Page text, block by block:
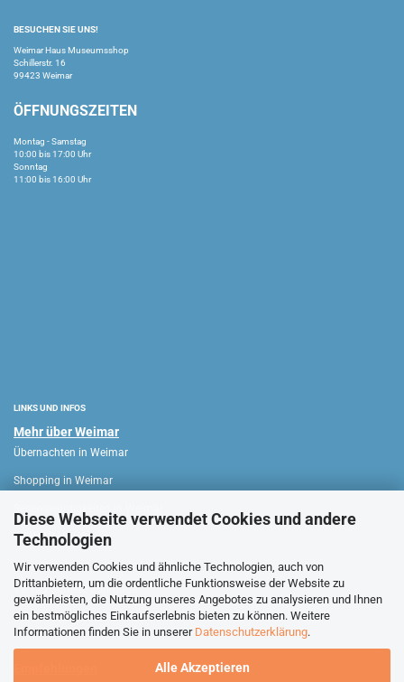
Diese Webseite verwendet Cookies und andere
Technologien
Wir verwenden Cookies und ähnliche Technologien, auch von
Drittanbietern, um die ordentliche Funktionsweise der Website zu
gewährleisten, die Nutzung unseres Angebotes zu analysieren und Ihnen
ein bestmögliches Einkaufserlebnis bieten zu können. Weitere
Informationen finden Sie in unserer Datenschutzerklärung.
Alle Akzeptieren
BESUCHEN SIE UNS!
Weimar Haus Museumsshop
Schillerstr. 16
99423 Weimar
ÖFFNUNGSZEITEN
Montag - Samstag
10:00 bis 17:00 Uhr
Sonntag
11:00 bis 16:00 Uhr
LINKS UND INFOS
Mehr über Weimar
Übernachten in Weimar
Shopping in Weimar
WEIMAR HAUS
Verkaufsoffene Sonntage
Stadtführungen Weimar